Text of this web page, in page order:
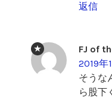
返信
FJ of
2019年
そうな
ら股下